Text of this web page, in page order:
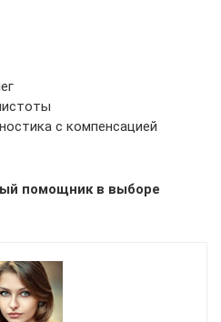
с компенсацией
помощник в выборе